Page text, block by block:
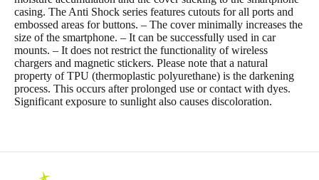
casing. The Anti Shock series features cutouts for all ports and
embossed areas for buttons. – The cover minimally increases the
size of the smartphone. – It can be successfully used in car
mounts. – It does not restrict the functionality of wireless
chargers and magnetic stickers. Please note that a natural
property of TPU (thermoplastic polyurethane) is the darkening
process. This occurs after prolonged use or contact with dyes.
Significant exposure to sunlight also causes discoloration.